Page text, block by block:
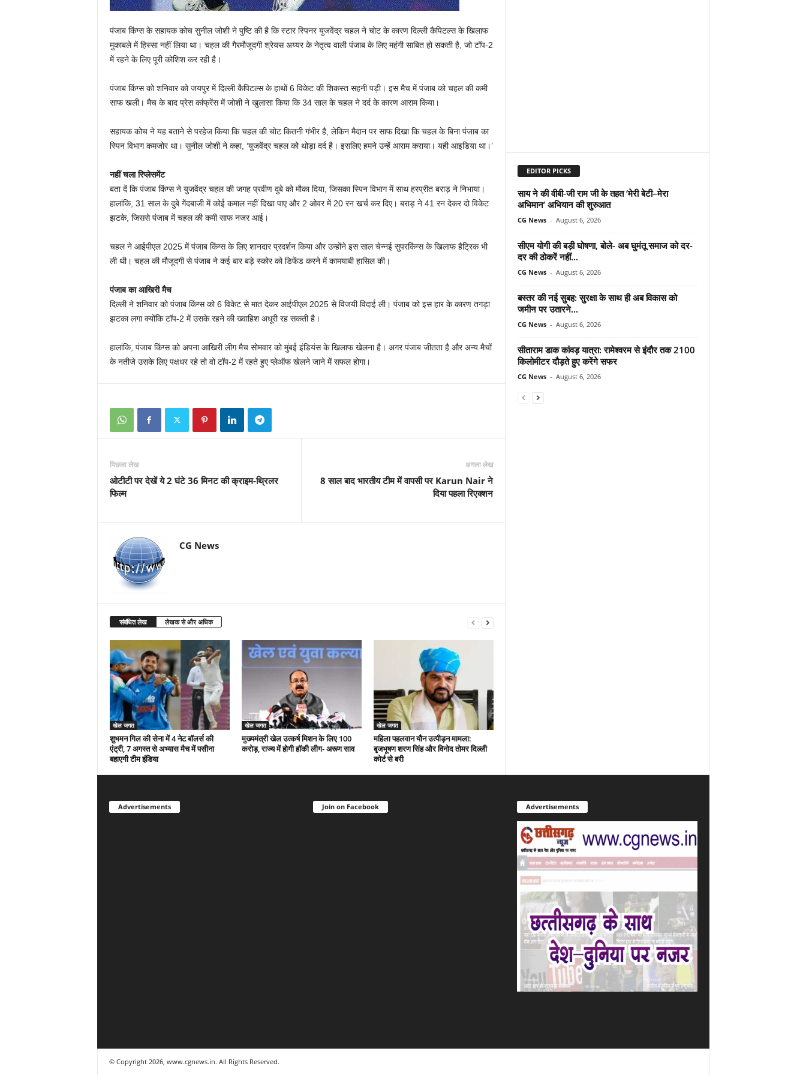
पंजाब किंग्‍स के सहायक कोच सुनील जोशी ने पुष्टि की है कि स्‍टार स्पिनर युजवेंद्र चहल ने चोट के कारण दिल्‍ली कैपिटल्‍स के खिलाफ
मुकाबले में हिस्‍सा नहीं लिया था। चहल की गैरमौजूदगी श्रेयस अय्यर के नेतृत्‍व वाली पंजाब के लिए महंगी साबित हो सकती है, जो टॉप-2
में रहने के लिए पूरी कोशिश कर रही है।
पंजाब किंग्‍स को शनिवार को जयपुर में दिल्‍ली कैपिटल्‍स के हाथों 6 विकेट की शिकस्‍त सहनी पड़ी। इस मैच में पंजाब को चहल की कमी
साफ खली। मैच के बाद प्रेस कांफ्रेंस में जोशी ने खुलासा किया कि 34 साल के चहल ने दर्द के कारण आराम किया।
सहायक कोच ने यह बताने से परहेज किया कि चहल की चोट कितनी गंभीर है, लेकिन मैदान पर साफ दिखा कि चहल के बिना पंजाब का
स्पिन विभाग कमजोर था। सुनील जोशी ने कहा, ‘युजवेंद्र चहल को थोड़ा दर्द है। इसलिए हमने उन्‍हें आराम कराया। यही आइडिया था।’
नहीं चला रिप्‍लेसमेंट
बता दें कि पंजाब किंग्‍स ने युजवेंद्र चहल की जगह प्रवीण दुबे को मौका दिया, जिसका स्पिन विभाग में साथ हरप्रीत बराड़ ने निभाया।
हालांकि, 31 साल के दुबे गेंदबाजी में कोई कमाल नहीं दिखा पाए और 2 ओवर में 20 रन खर्च कर दिए। बराड़ ने 41 रन देकर दो विकेट
झटके, जिससे पंजाब में चहल की कमी साफ नजर आई।
चहल ने आईपीएल 2025 में पंजाब किंग्‍स के लिए शानदार प्रदर्शन किया और उन्‍होंने इस साल चेन्‍नई सुपरकिंग्‍स के खिलाफ हैट्रिक भी
ली थी। चहल की मौजूदगी से पंजाब ने कई बार बड़े स्‍कोर को डिफेंड करने में कामयाबी हासिल की।
पंजाब का आखिरी मैच
दिल्‍ली ने शनिवार को पंजाब किंग्‍स को 6 विकेट से मात देकर आईपीएल 2025 से विजयी विदाई ली। पंजाब को इस हार के कारण तगड़ा
झटका लगा क्‍योंकि टॉप-2 में उसके रहने की ख्‍वाहिश अधूरी रह सकती है।
हालांकि, पंजाब किंग्‍स को अपना आखिरी लीग मैच सोमवार को मुंबई इंडियंस के खिलाफ खेलना है। अगर पंजाब जीतता है और अन्‍य मैचों
के नतीजे उसके लिए पक्षधर रहे तो वो टॉप-2 में रहते हुए प्‍लेऑफ खेलने जाने में सफल होगा।
पिछला लेख
ओटीटी पर देखें ये 2 घंटे 36 मिनट की क्राइम-थ्रिलर
फिल्म
अगला लेख
8 साल बाद भारतीय टीम में वापसी पर Karun Nair ने
दिया पहला रिएक्‍शन
CG News
संबंधित लेख लेखक से और अधिक
खेल जगत
शुभमन गिल की सेना में 4 नेट बॉलर्स की
एंट्री, 7 अगस्त से अभ्यास मैच में पसीना
बहाएगी टीम इंडिया
खेल जगत
मुख्यमंत्री खेल उत्कर्ष मिशन के लिए 100
करोड़, राज्य में होगी हॉकी लीग- अरूण साव
खेल जगत
महिला पहलवान यौन उत्पीड़न मामला:
बृजभूषण शरण सिंह और विनोद तोमर दिल्ली
कोर्ट से बरी
EDITOR PICKS
साय ने की वीबी-जी राम जी के तहत ‘मेरी बेटी–मेरा
अभिमान’ अभियान की शुरुआत
CG News - August 6, 2026
सीएम योगी की बड़ी घोषणा, बोले- अब घुमंतू समाज को दर-
दर की ठोकरें नहीं...
CG News - August 6, 2026
बस्तर की नई सुबह: सुरक्षा के साथ ही अब विकास को
जमीन पर उतारने...
CG News - August 6, 2026
सीताराम डाक कांवड़ यात्रा: रामेश्वरम से इंदौर तक 2100
किलोमीटर दौड़ते हुए करेंगे सफर
CG News - August 6, 2026
Advertisements Join on Facebook Advertisements
© Copyright 2026, www.cgnews.in. All Rights Reserved.